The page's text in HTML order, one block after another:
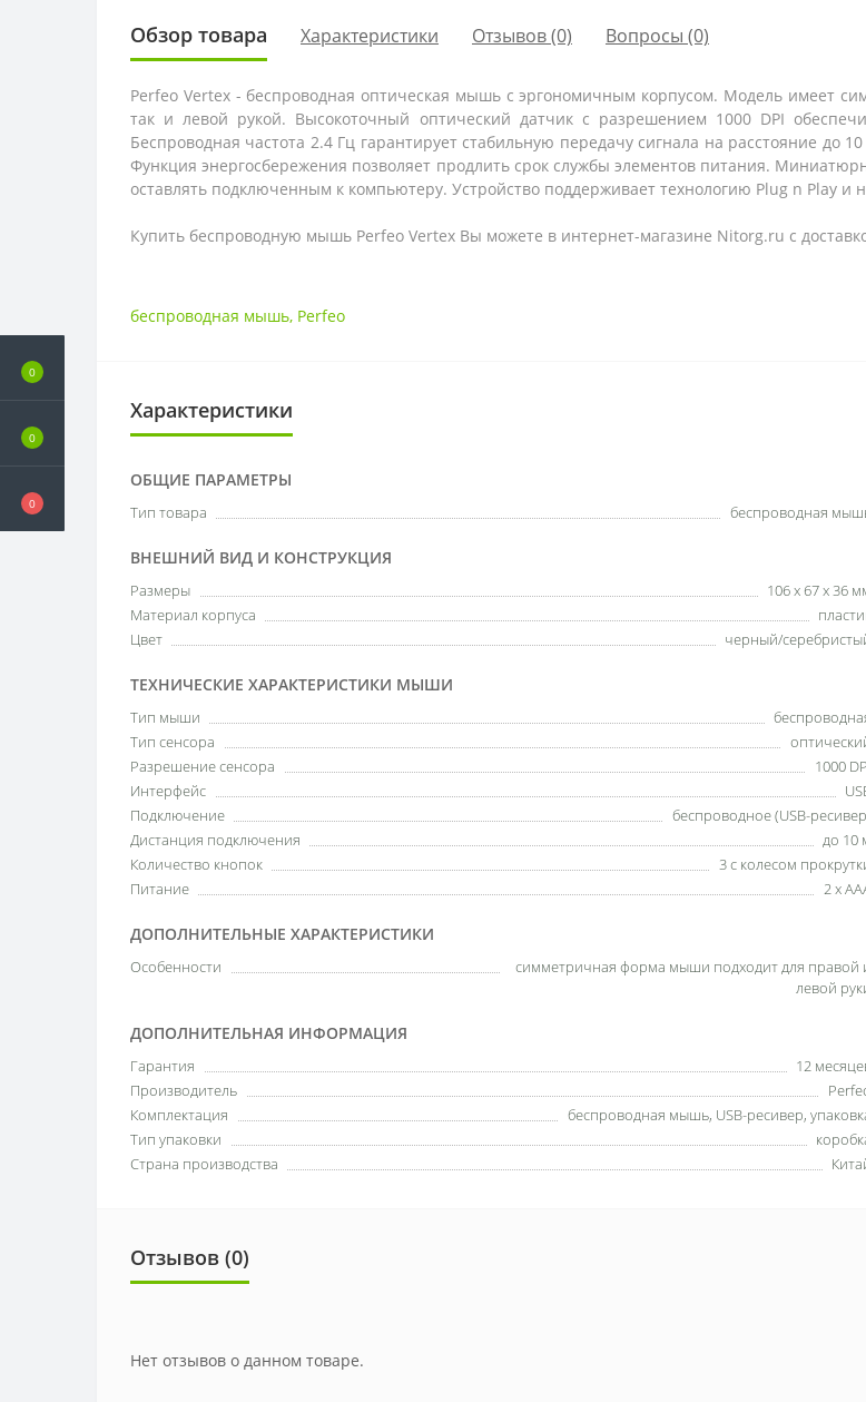
0
0
0
Обзор товара Характеристики Отзывов (0) Вопросы (0)
Perfeo Vertex - беспроводная оптическая мышь с эргономичным корпусом. Модель имеет
так и левой рукой. Высокоточный оптический датчик с разрешением 1000 DPI
Беспроводная частота 2.4 Гц гарантирует стабильную передачу сигнала на расстояние до
Функция энергосбережения позволяет продлить срок службы элементов питания.
оставлять подключенным к компьютеру. Устройство поддерживает технологию Plug n Play и
Купить беспроводную мышь Perfeo Vertex Вы можете в интернет-магазине Nitorg.ru с
беспроводная мышь, Perfeo
Характеристики
ОБЩИЕ ПАРАМЕТРЫ
Тип товара беспроводная
ВНЕШНИЙ ВИД И КОНСТРУКЦИЯ
Размеры
106 х 67 х 36
Материал корпуса
Цвет
черный/
ТЕХНИЧЕСКИЕ ХАРАКТЕРИСТИКИ МЫШИ
Тип мыши
Тип сенсора
Разрешение сенсора
1000
Интерфейс
Подключение
беспроводное (USB-
Дистанция подключения
до 10
Количество кнопок
3 с колесом
Питание
2 x
ДОПОЛНИТЕЛЬНЫЕ ХАРАКТЕРИСТИКИ
Особенности
симметричная форма мыши подходит для правой
левой
ДОПОЛНИТЕЛЬНАЯ ИНФОРМАЦИЯ
Гарантия
12
Производитель
Комплектация
беспроводная мышь, USB-ресивер,
Тип упаковки
Страна производства
Отзывов (0)
Нет отзывов о данном товаре.